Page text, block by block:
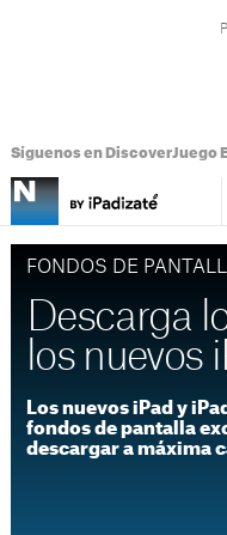
Síguenos en DiscoverJuego
FONDOS DE
Descarga
los nuevos
Los nuevos iPad y
fondos de pantalla
descargar a máxima